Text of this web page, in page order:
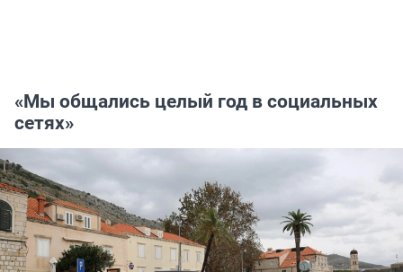
«Мы общались целый год в социальных
сетях»